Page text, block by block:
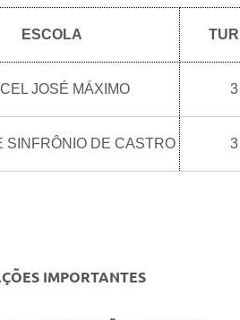
ESCOLA
JOSÉ MÁXIMO 3
SINFRÔNIO DE CASTRO 3
IMPORTANTES